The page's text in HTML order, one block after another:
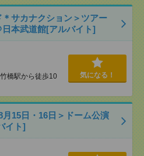
サカナクション＞ツアー
本武道館[アルバイト]
竹橋駅から徒歩10
気になる！
15日・16日＞ドーム公演
イト]